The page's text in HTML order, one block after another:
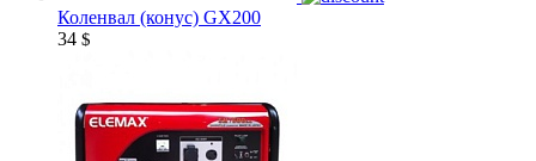
Коленвал (конус) GX200
34 $